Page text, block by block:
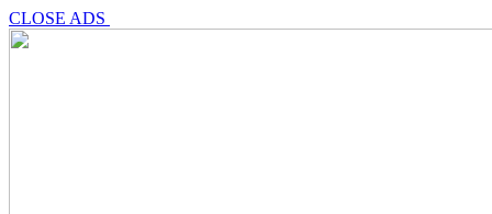
CLOSE ADS